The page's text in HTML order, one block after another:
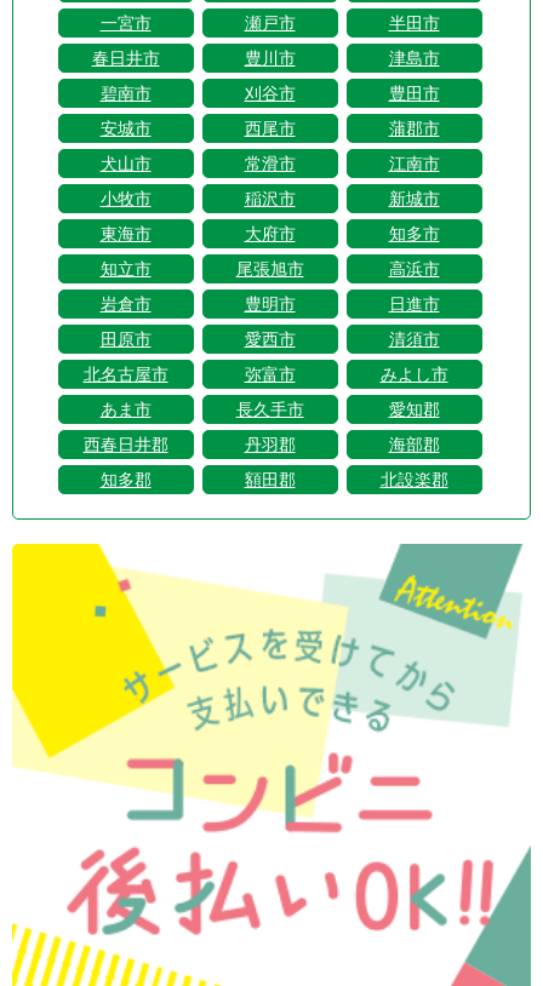
一宮市
瀬戸市
半田市
春日井市
豊川市
津島市
碧南市
刈谷市
豊田市
安城市
西尾市
蒲郡市
犬山市
常滑市
江南市
小牧市
稲沢市
新城市
東海市
大府市
知多市
知立市
尾張旭市
高浜市
岩倉市
豊明市
日進市
田原市
愛西市
清須市
北名古屋市
弥富市
みよし市
あま市
長久手市
愛知郡
西春日井郡
丹羽郡
海部郡
知多郡
額田郡 北設楽郡